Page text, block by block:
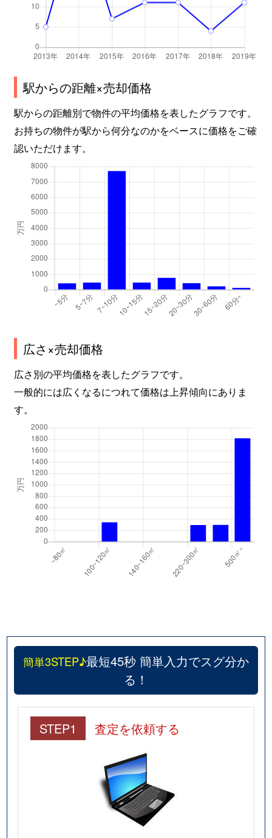
駅からの距離×売却価格
駅からの距離別で物件の平均価格を表したグラフです。
お持ちの物件が駅から何分なのかをベースに価格をご確
認いただけます。
広さ×売却価格
広さ別の平均価格を表したグラフです。
一般的には広くなるにつれて価格は上昇傾向にありま
す。
簡単3STEP♪最短45秒 簡単入力でスグ分か
る！
STEP1 査定を依頼する